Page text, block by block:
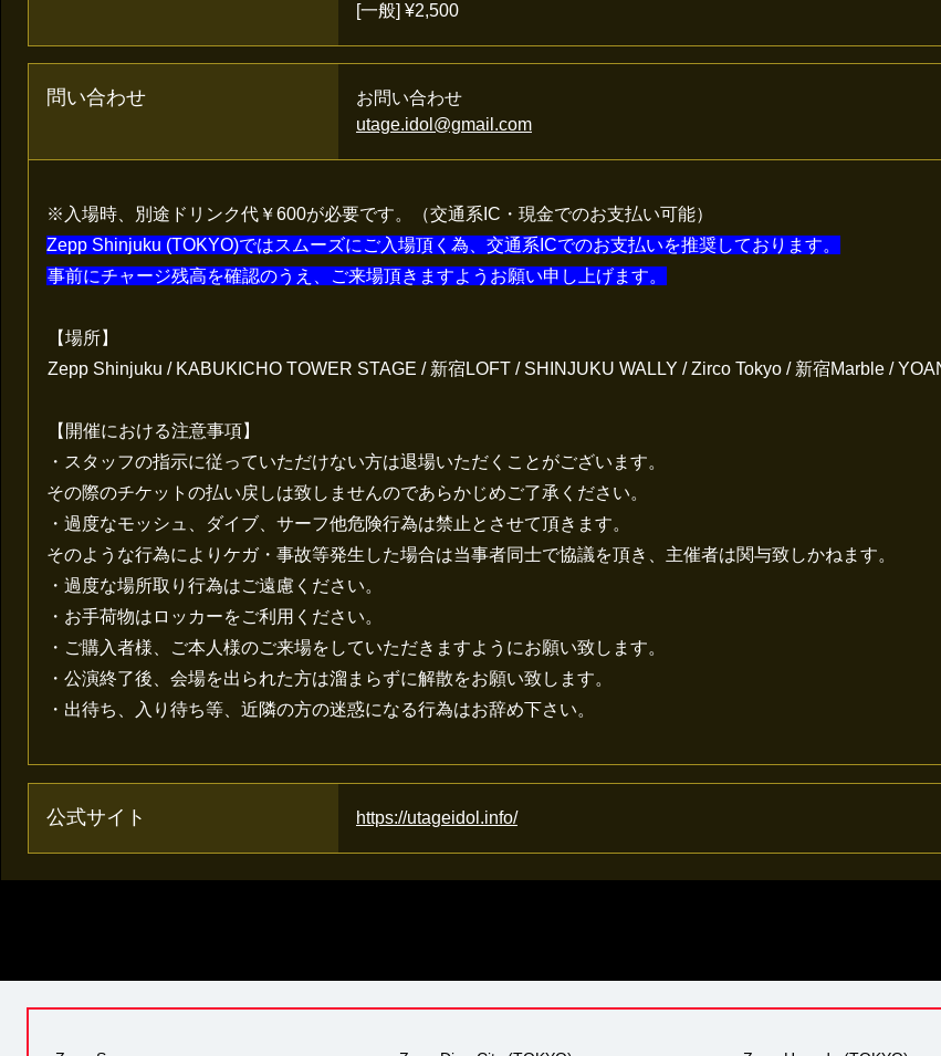
[一般] ¥2,500
問い合わせ
お問い合わせ
utage.idol@gmail.com
※入場時、別途ドリンク代￥600が必要です。（交通系IC・現金でのお支払い可能）
Zepp Shinjuku (TOKYO)ではスムーズにご入場頂く為、交通系ICでのお支払いを推奨しております。
事前にチャージ残高を確認のうえ、ご来場頂きますようお願い申し上げます。
【場所】
Zepp Shinjuku / KABUKICHO TOWER STAGE / 新宿LOFT / SHINJUKU WALLY / Zirco Tokyo / 新宿Marble /
【開催における注意事項】
・スタッフの指示に従っていただけない方は退場いただくことがございます。
その際のチケットの払い戻しは致しませんのであらかじめご了承ください。
・過度なモッシュ、ダイブ、サーフ他危険行為は禁止とさせて頂きます。
そのような行為によりケガ・事故等発生した場合は当事者同士で協議を頂き、主催者は関与致しかねます。
・過度な場所取り行為はご遠慮ください。
・お手荷物はロッカーをご利用ください。
・ご購入者様、ご本人様のご来場をしていただきますようにお願い致します。
・公演終了後、会場を出られた方は溜まらずに解散をお願い致します。
・出待ち、入り待ち等、近隣の方の迷惑になる行為はお辞め下さい。
公式サイト https://utageidol.info/